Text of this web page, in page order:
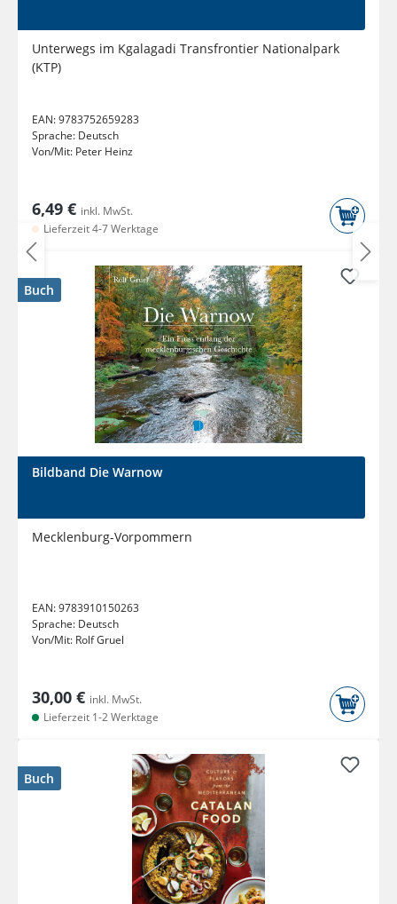
Unterwegs im Kgalagadi Transfrontier Nationalpark
(KTP)
EAN:9783752659283
Sprache: Deutsch
Von/Mit: Peter Heinz
6,49 € inkl. MwSt.
Lieferzeit 4-7 Werktage
Buch
Bildband Die Warnow
Mecklenburg-Vorpommern
EAN:9783910150263
Sprache: Deutsch
Von/Mit: Rolf Gruel
30,00 € inkl. MwSt.
Lieferzeit 1-2 Werktage
Buch